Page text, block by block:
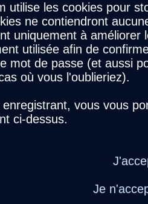
utilise les cookies pour
ne contiendront
uniquement à
utilisée afin de
mot de passe (et aussi
où vous l'oublieriez).
enregistrant, vous vous
ci-dessus.
Je